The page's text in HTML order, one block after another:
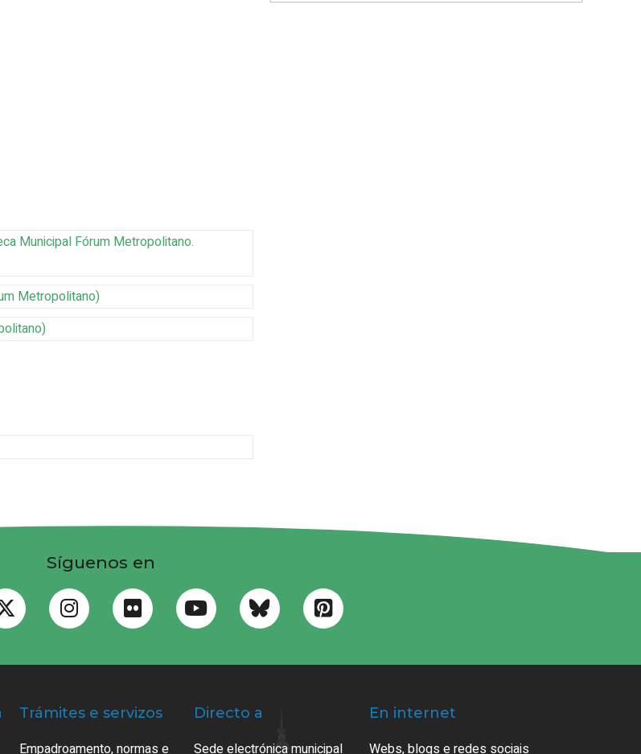
Municipal Fórum Metropolitano.
Metropolitano)
)
Síguenos en
Trámites e servizos
Empadroamento, normas e
Directo a
Sede electrónica municipal
En internet
Webs, blogs e redes sociais